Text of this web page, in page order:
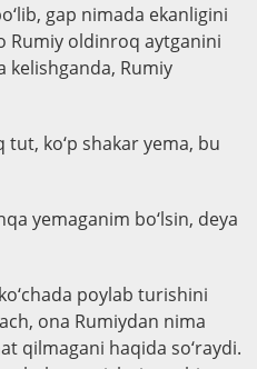
gap nimada ekanligini
Rumiy oldinroq aytganini
kelishganda, Rumiy
tut, ko‘p shakar yema, bu
yemaganim bo‘lsin, deya
poylab turishini
ona Rumiydan nima
qilmagani haqida so‘raydi.